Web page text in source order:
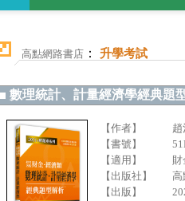
高點網路書店 ： 升學考試
數理統計、計量經濟學經典題
【作者】
【書號】
【適用】
【出版社】
高
【出版】